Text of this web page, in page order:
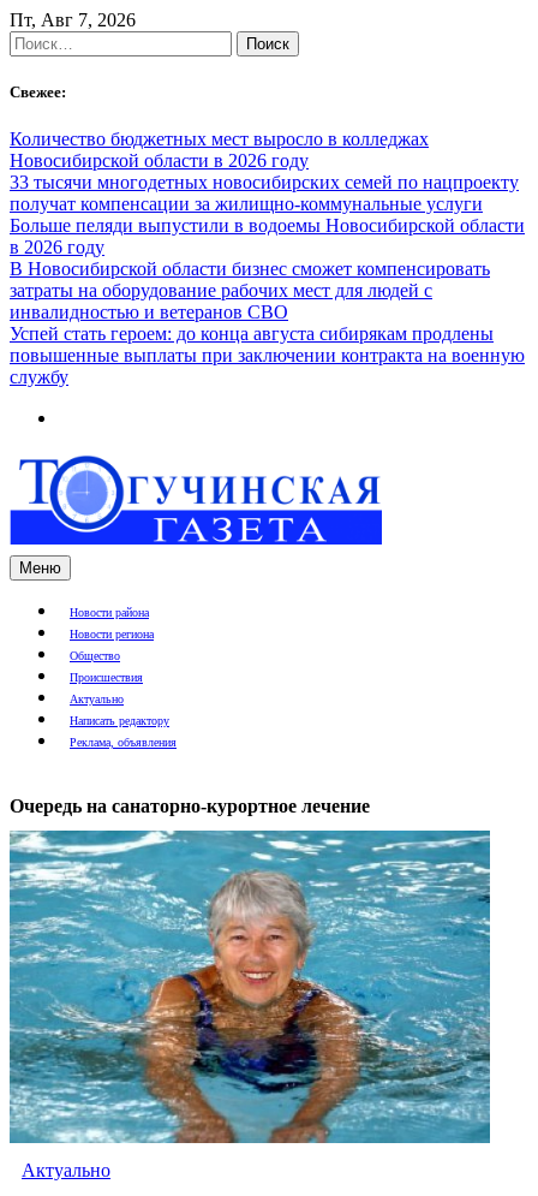
Skip
to
content
Пт, Авг 7, 2026
Найти:
Свежее:
Количество бюджетных мест выросло в колледжах
Новосибирской области в 2026 году
33 тысячи многодетных новосибирских семей по нацпроекту
получат компенсации за жилищно-коммунальные услуги
Больше пеляди выпустили в водоемы Новосибирской области
в 2026 году
В Новосибирской области бизнес сможет компенсировать
затраты на оборудование рабочих мест для людей с
инвалидностью и ветеранов СВО
Успей стать героем: до конца августа сибирякам продлены
повышенные выплаты при заключении контракта на военную
службу
Меню
Новости района
Новости региона
Общество
Происшествия
Актуально
Написать редактору
Реклама, объявления
Очередь на санаторно-курортное лечение
Актуально